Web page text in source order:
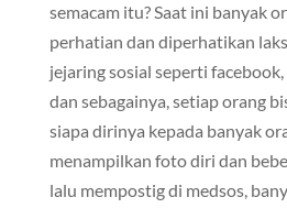
semacam itu? Saat ini banyak
perhatian dan diperhatikan
jejaring sosial seperti
dan sebagainya, setiap orang
siapa dirinya kepada banyak
menampilkan foto diri dan
lalu mempostig di medsos,